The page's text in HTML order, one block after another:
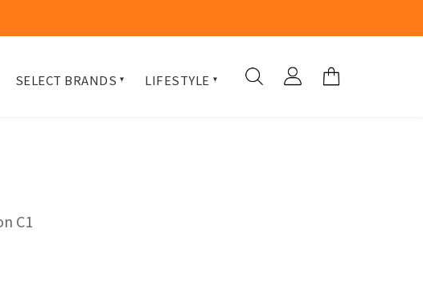
SELECT BRANDS LIFESTYLE
C1